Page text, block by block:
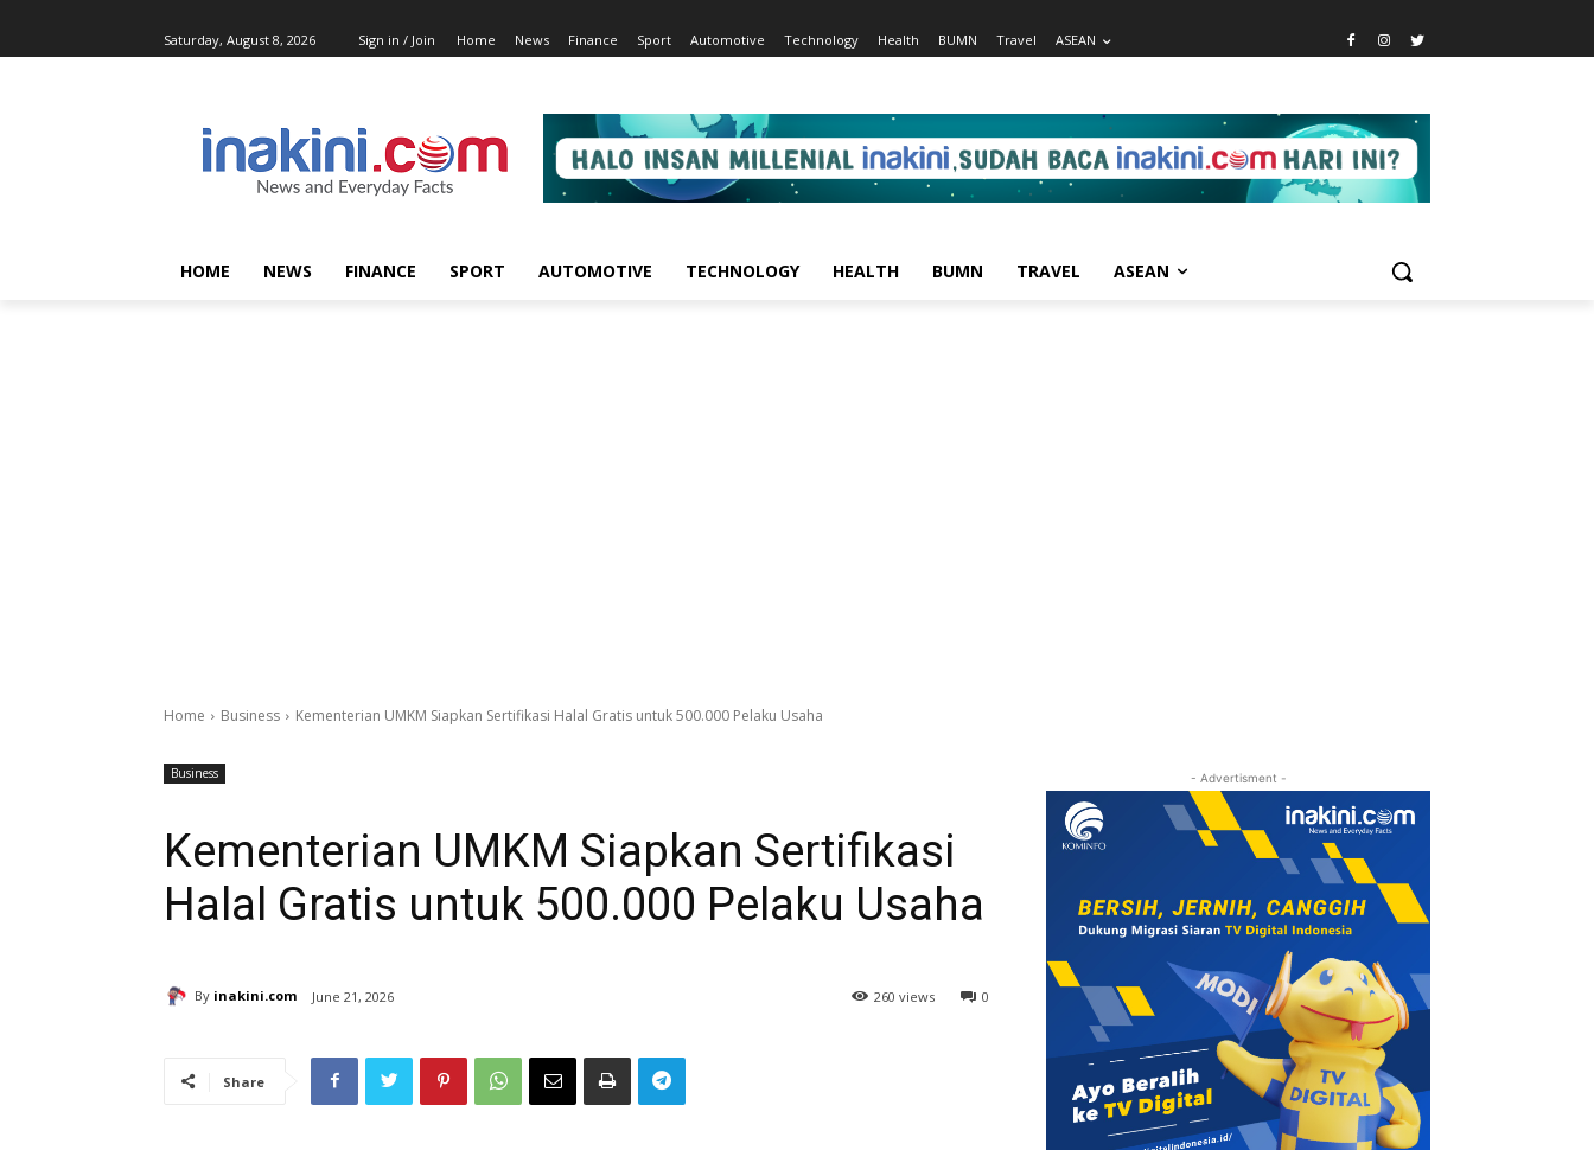
Saturday, August 8, 2026 Sign in / Join Home News Finance Sport Automotive Technology Health BUMN Travel ASEAN
HOME NEWS FINANCE SPORT AUTOMOTIVE TECHNOLOGY HEALTH BUMN TRAVEL ASEAN
Home Business Kementerian UMKM Siapkan Sertifikasi Halal Gratis untuk 500.000 Pelaku Usaha
Business
Kementerian UMKM Siapkan Sertifikasi
Halal Gratis untuk 500.000 Pelaku Usaha
By inakini.com June 21, 2026 0
260 views
Share
- Advertisment -